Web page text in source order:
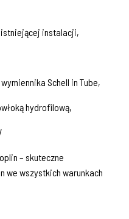
instalacji,
Schell in Tube,
hydrofilową,
– skuteczne
we wszystkich warunkach